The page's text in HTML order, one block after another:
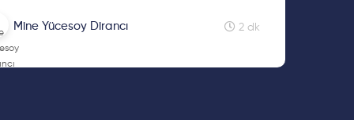
et!
Mine Yücesoy Dirancı 2 dk